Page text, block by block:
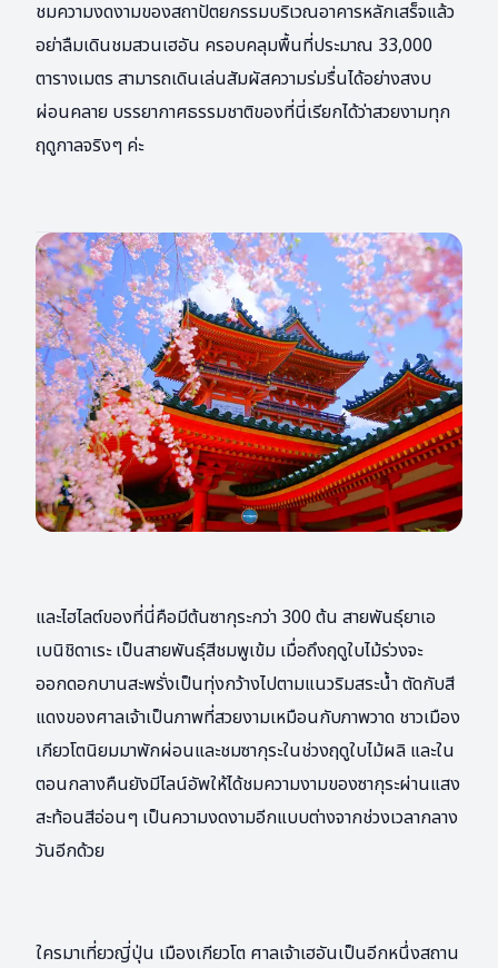
ชมความงดงามของสถาปัตยกรรมบริเวณอาคารหลักเสร็จแล้ว
อย่าลืมเดินชมสวนเฮอัน ครอบคลุมพื้นที่ประมาณ 33,000
ตารางเมตร สามารถเดินเล่นสัมผัสความร่มรื่นได้อย่างสงบ
ผ่อนคลาย บรรยากาศธรรมชาติของที่นี่เรียกได้ว่าสวยงามทุก
ฤดูกาลจริงๆ ค่ะ
และไฮไลต์ของที่นี่คือมีต้นซากุระกว่า 300 ต้น สายพันธุ์ยาเอ
เบนิชิดาเระ เป็นสายพันธุ์สีชมพูเข้ม เมื่อถึงฤดูใบไม้ร่วงจะ
ออกดอกบานสะพรั่งเป็นทุ่งกว้างไปตามแนวริมสระน้ำ ตัดกับสี
แดงของศาลเจ้าเป็นภาพที่สวยงามเหมือนกับภาพวาด ชาวเมือง
เกียวโตนิยมมาพักผ่อนและชมซากุระในช่วงฤดูใบไม้ผลิ และใน
ตอนกลางคืนยังมีไลน์อัพให้ได้ชมความงามของซากุระผ่านแสง
สะท้อนสีอ่อนๆ เป็นความงดงามอีกแบบต่างจากช่วงเวลากลาง
วันอีกด้วย
ใครมาเที่ยวญี่ปุ่น เมืองเกียวโต ศาลเจ้าเฮอันเป็นอีกหนึ่งสถาน